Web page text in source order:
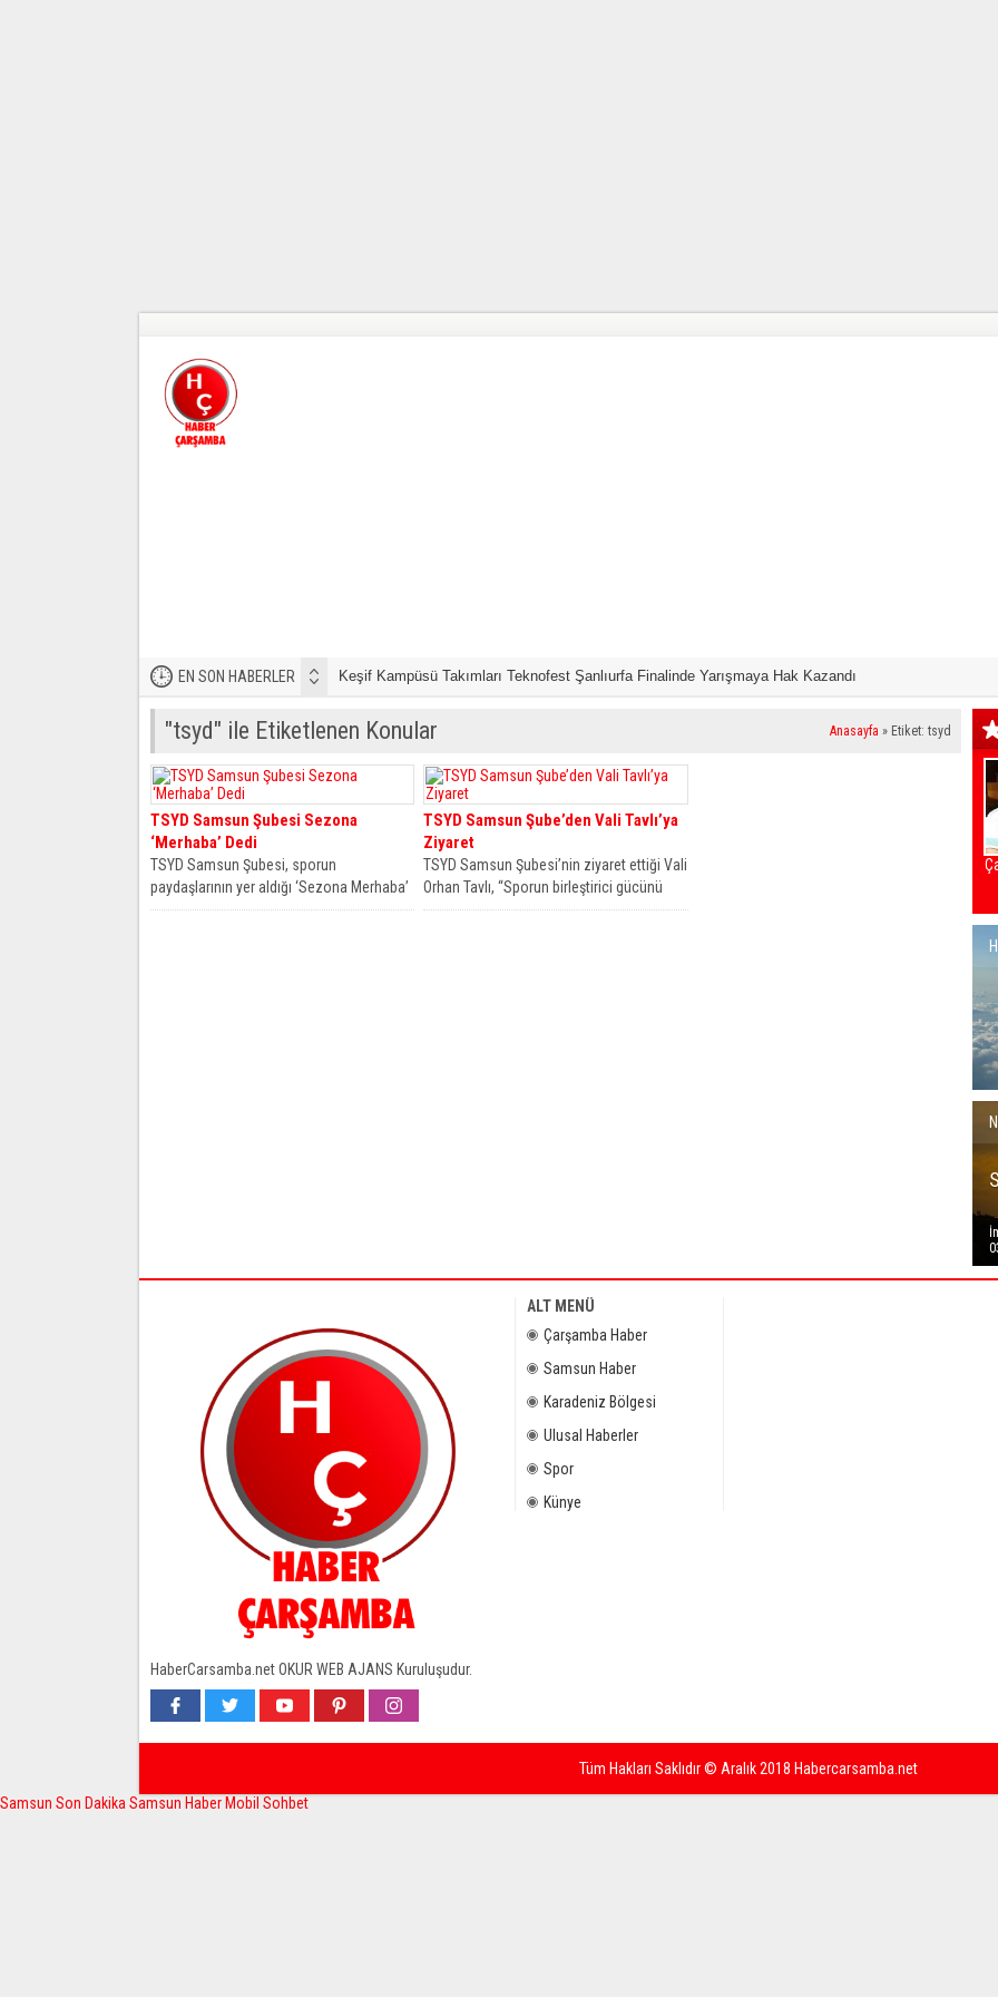
EN SON HABERLER Keşif Kampüsü Takımları Teknofest Şanlıurfa Finalinde Yarışmaya Hak Kazandı
Anasayfa » Etiket: tsyd
"tsyd" ile Etiketlenen Konular
TSYD Samsun Şubesi Sezona
‘Merhaba’ Dedi
TSYD Samsun Şubesi, sporun
paydaşlarının yer aldığı ‘Sezona Merhaba’
etkinliği düzenledi. Etkinlikte konuşan
TSYD Samsun Şube’den Vali Tavlı’ya
Ziyaret
TSYD Samsun Şubesi’nin ziyaret ettiği Vali
Orhan Tavlı, “Sporun birleştirici gücünü
kullanarak spor turizminde atılımlar...
HaberCarsamba.net OKUR WEB AJANS Kuruluşudur.
ALT MENÜ
Çarşamba Haber
Samsun Haber
Karadeniz Bölgesi
Ulusal Haberler
Spor
Künye
Tüm Hakları Saklıdır © Aralık 2018 Habercarsamba.net
Samsun Son Dakika Samsun Haber Mobil Sohbet